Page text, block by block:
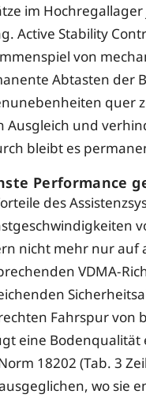
im
Active Stability
von
Abtasten der
quer
Ausgleich und
bleibt es
Performance
des
nicht mehr nur auf
VDMA-
Fahrspur von
eine
18202 (Tab. 3
wo sie